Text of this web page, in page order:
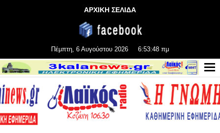
ΑΡΧΙΚΗ ΣΕΛΙΔΑ
Πέμπτη, 6 Αυγούστου 2026 6:53:49 πμ